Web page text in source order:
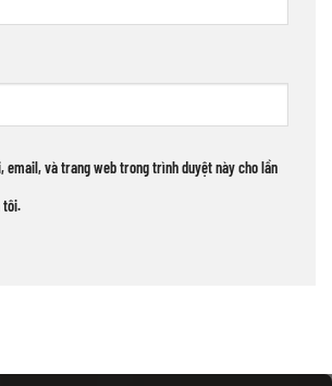
email, và trang web trong trình duyệt này cho lần
tôi.